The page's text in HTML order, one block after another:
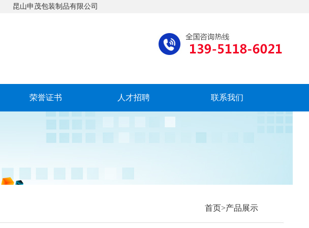
昆山申茂包装制品有限公司
荣誉证书 人才招聘 联系我们
首页>产品展示